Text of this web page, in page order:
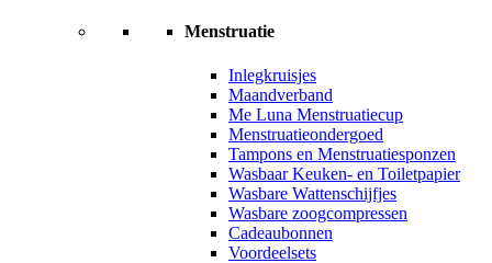
Menstruatie
Inlegkruisjes
Maandverband
Me Luna Menstruatiecup
Menstruatieondergoed
Tampons en Menstruatiesponzen
Wasbaar Keuken- en Toiletpapier
Wasbare Wattenschijfjes
Wasbare zoogcompressen
Cadeaubonnen
Voordeelsets